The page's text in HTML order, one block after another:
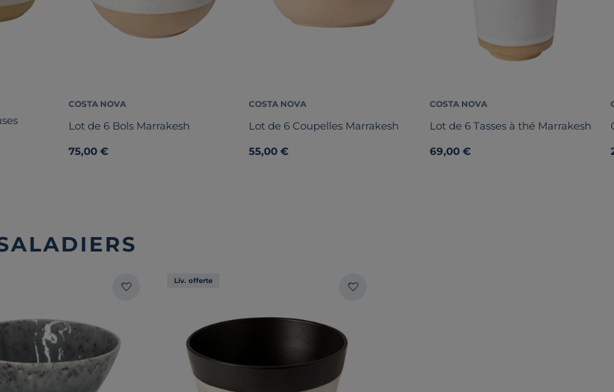
COSTA NOVA
Lot de 6 Bols Marrakesh
75,00 €
COSTA NOVA
Lot de 6 Coupelles Marrakesh
55,00 €
COSTA NOVA
Lot de 6 Tasses à thé Marrakesh
69,00 €
Liv. offerte